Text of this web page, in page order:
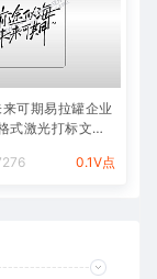
可期易拉罐企业
式激光打标文件
0.1V点